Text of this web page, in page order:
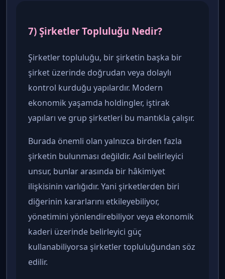
7) Şirketler Topluluğu Nedir?
Şirketler topluluğu, bir şirketin başka bir
şirket üzerinde doğrudan veya dolaylı
kontrol kurduğu yapılardır. Modern
ekonomik yaşamda holdingler, iştirak
yapıları ve grup şirketleri bu mantıkla çalışır.
Burada önemli olan yalnızca birden fazla
şirketin bulunması değildir. Asıl belirleyici
unsur, bunlar arasında bir hâkimiyet
ilişkisinin varlığıdır. Yani şirketlerden biri
diğerinin kararlarını etkileyebiliyor,
yönetimini yönlendirebiliyor veya ekonomik
kaderi üzerinde belirleyici güç
kullanabiliyorsa şirketler topluluğundan söz
edilir.